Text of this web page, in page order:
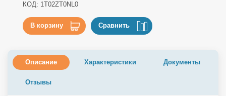
КОД: 1T02ZT0NL0
В корзину Сравнить
Описание Характеристики Документы
Отзывы